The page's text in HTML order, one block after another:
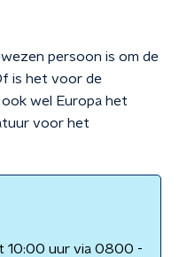
persoon is om de
is het voor de
wel Europa het
voor het
10:00 uur via 0800 -